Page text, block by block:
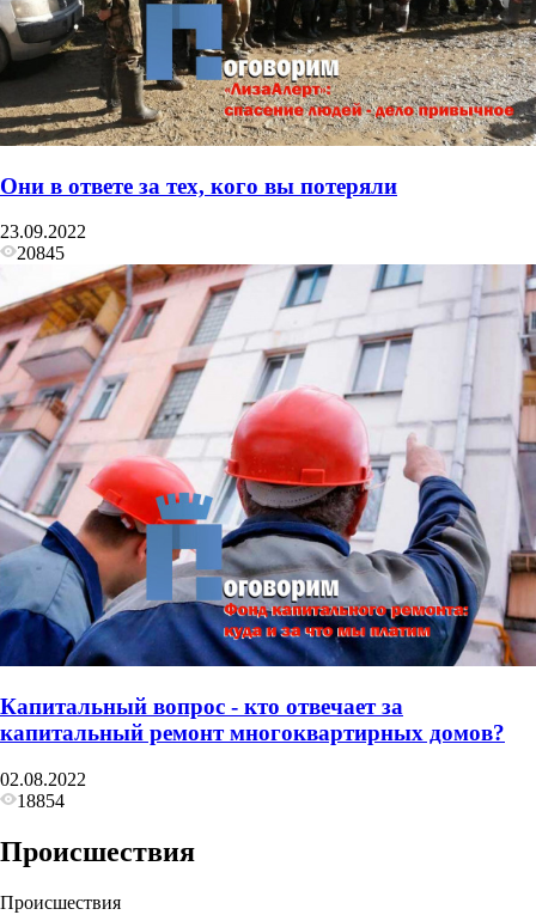
Они в ответе за тех, кого вы потеряли
23.09.2022
20845
Капитальный вопрос - кто отвечает за
капитальный ремонт многоквартирных домов?
02.08.2022
18854
Происшествия
Происшествия